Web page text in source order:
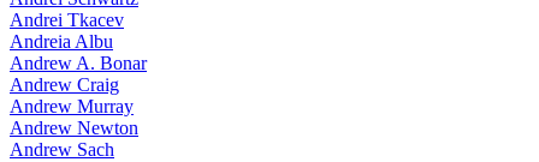
Andrei Tkacev
Andreia Albu
Andrew A. Bonar
Andrew Craig
Andrew Murray
Andrew Newton
Andrew Sach